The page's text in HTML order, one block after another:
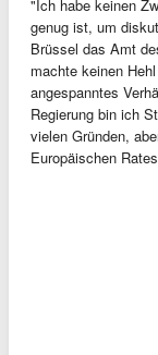
"Ich habe keinen
genug ist, um
Brüssel das Amt
machte keinen
angespanntes
Regierung bin ich
vielen Gründen,
Europäischen